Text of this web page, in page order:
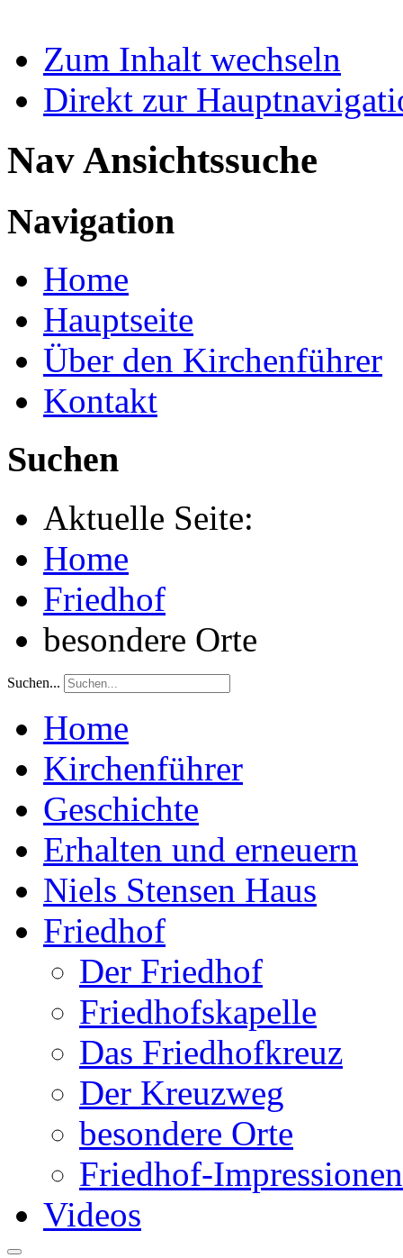
Zum Inhalt wechseln
Direkt zur
Nav Ansichtssuche
Navigation
Home
Hauptseite
Über den Kirchenführer
Kontakt
Suchen
Aktuelle Seite:
Home
Friedhof
besondere Orte
Suchen...
Home
Kirchenführer
Geschichte
Erhalten und erneuern
Niels Stensen Haus
Friedhof
Der Friedhof
Friedhofskapelle
Das Friedhofkreuz
Der Kreuzweg
besondere Orte
Friedhof-Impressionen
Videos